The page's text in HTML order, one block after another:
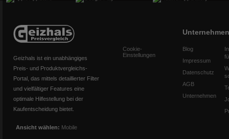
Geizhals ist ein unabhängiges
Preis- und Produktvergleichs-
Portal, das mittels detaillierter Filter
und vielfältiger Features eine
optimale Hilfestellung bei der
Kaufentscheidung bietet.
Ansicht wählen: Mobile
Cookie-
Einstellungen
Unternehmen
Blog
Impressum
Datenschutz
AGB
Unternehmen